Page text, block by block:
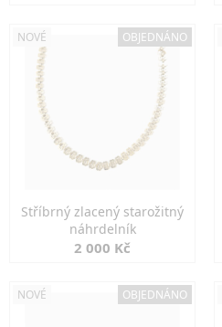
NOVÉ OBJEDNÁNO
Stříbrný zlacený starožitný
náhrdelník
2 000 Kč
NOVÉ OBJEDNÁNO